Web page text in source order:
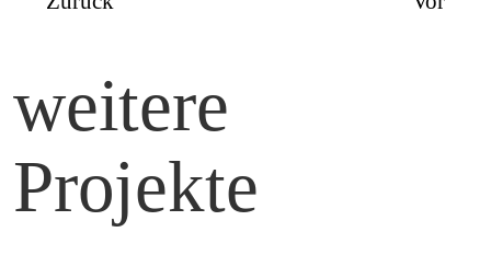
weitere
Projekte